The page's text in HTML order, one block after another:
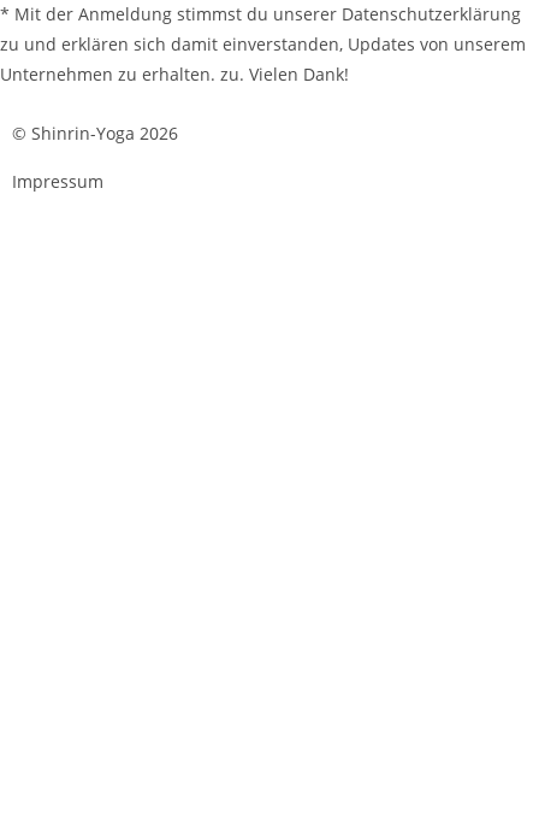
* Mit der Anmeldung stimmst du unserer Datenschutzerklärung
zu und erklären sich damit einverstanden, Updates von unserem
Unternehmen zu erhalten. zu. Vielen Dank!
© Shinrin-Yoga 2026
Impressum